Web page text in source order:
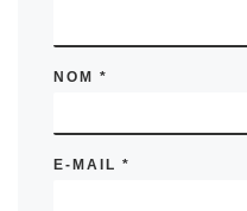
NOM *
E-MAIL *